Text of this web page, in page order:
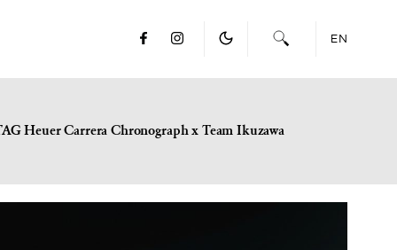
EN
Heuer Carrera Chronograph x Team Ikuzawa